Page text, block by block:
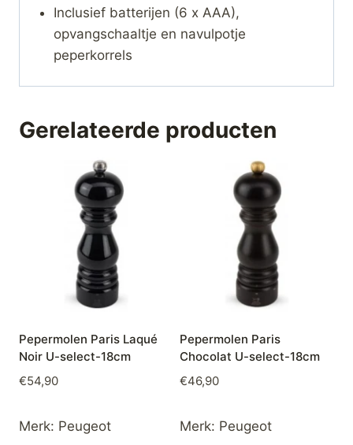
Inclusief batterijen (6 x AAA),
opvangschaaltje en navulpotje
peperkorrels
Gerelateerde producten
Pepermolen Paris Laqué
Noir U-select-18cm
€54,90
Merk: Peugeot
Pepermolen Paris
Chocolat U-select-18cm
€46,90
Merk: Peugeot